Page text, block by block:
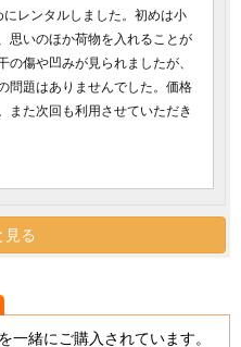
レンタルしました。初めは小
思いのほか荷物を入れることが
の傷や凹みが見られましたが、
問題はありませんでした。価格
また次回も利用させていただき
見る
一緒にご購入されています。